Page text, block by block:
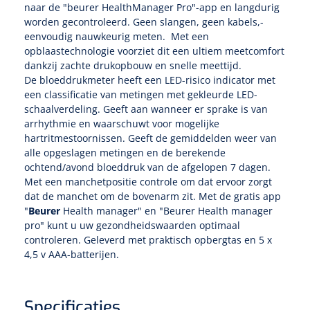
Verzwaringsdekens
Positioneringsmateriaal
Verpleegdekens
Drinkhulpmiddelen
Bekers
Koffiebekers
Opzetstukken voor bekers
Badkamerhulpmiddelen
Dermatoscopen
Gynecologische lichtbronnen & toebehoren
Lichtbronnen & wanddispensers
Loupebrillen
Otoscopen
Ophtalmoscopen
Penlight
Voorhoofdslampen
Bobath
Draagbaar
Toebehoren
Traction
Osteo
Kantel
Tabouret
Shockwave
Oppervlaktereiniging & -desinfectie
Papierwaren
Handdoeken
Dameshygiëne
Zakdoekjes
Toiletpapier
Werkdoeken
Onderzoekstafelpapier
Urinezakken & urinepotjes
Glijmiddel
Urinalen
Spoelingen
Bedpannen & toiletemmers
Infuustherapie
Infuusstaander
Toebehoren injectiemateriaal
Zeletten
Naaldcontainers en toebehoren
Ontsmettingsalcohol
Naaldknippers
Stuwbanden
Alcoswabs
Hoofdkussens
Matrassen & beschermers
Bedden
Medisch kabinet
Onderzoekstafels
Onderzoekslampen
Dokterstassen & toebehoren
Opstapjes
Uterustangen
Nageltangen
Verwijdertangen voor wondhaken
Bistouri
Bistourimesjes
Stitch cutters
Volledige bistouris
Vingerspalken
Enkelspalken
Kompressen & verbanden
Vetgaaskompressen
Gaaskompressen
Oogkompressen
Niet inklevende verbanden
Absorberende verbanden
naar de "beurer HealthManager Pro"-app en langdurig
worden gecontroleerd. Geen slangen, geen kabels,-
eenvoudig nauwkeurig meten. Met een
opblaastechnologie voorziet dit een ultiem meetcomfort
dankzij zachte drukopbouw en snelle meettijd.
De bloeddrukmeter heeft een LED-risico indicator met
een classificatie van metingen met gekleurde LED-
schaalverdeling. Geeft aan wanneer er sprake is van
arrhythmie en waarschuwt voor mogelijke
hartritmestoornissen. Geeft de gemiddelden weer van
alle opgeslagen metingen en de berekende
ochtend/avond bloeddruk van de afgelopen 7 dagen.
Met een manchetpositie controle om dat ervoor zorgt
dat de manchet om de bovenarm zit. Met de gratis app
"Beurer Health manager" en "Beurer Health manager
pro" kunt u uw gezondheidswaarden optimaal
controleren. Geleverd met praktisch opbergtas en 5 x
4,5 v AAA-batterijen.